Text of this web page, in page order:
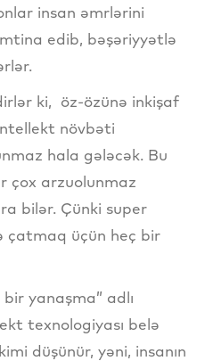
insan əmrlərini
edib, bəşəriyyətlə
ki, öz-özünə inkişaf
növbəti
hala gələcək. Bu
çox arzuolunmaz
bilər. Çünki super
çatmaq üçün heç bir
yanaşma” adlı
texnologiyası belə
düşünür, yəni, insanın